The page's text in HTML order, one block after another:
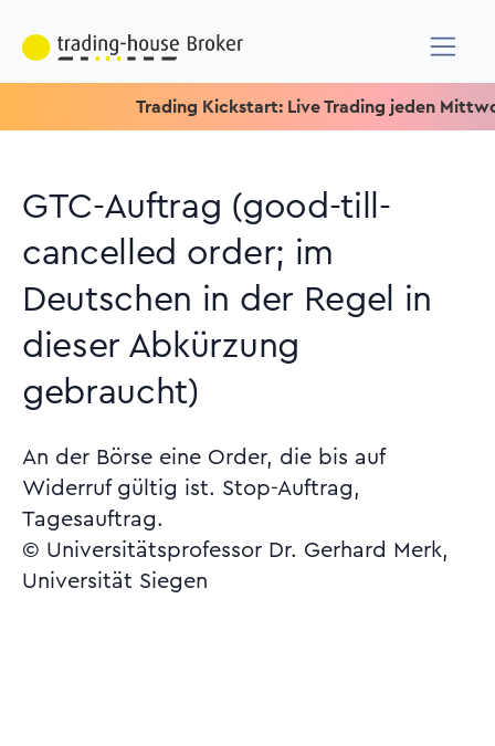
Trading Kickstart: Live Trading jeden Mittwoch
GTC-Auftrag (good-till-
cancelled order; im
Deutschen in der Regel in
dieser Abkürzung
gebraucht)
An der Börse eine Order, die bis auf
Widerruf gültig ist. Stop-Auftrag,
Tagesauftrag.
© Universitätsprofessor Dr. Gerhard Merk,
Universität Siegen